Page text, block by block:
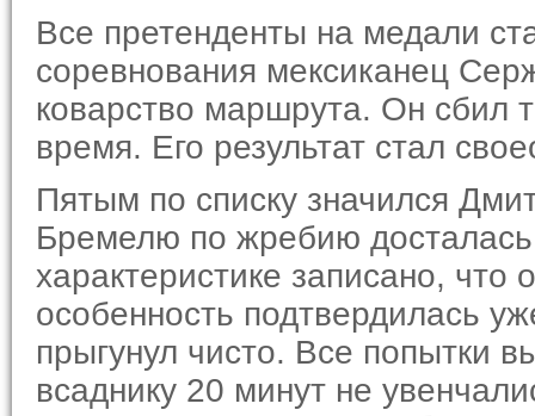
Все претенденты на медали
соревнования мексиканец
коварство маршрута. Он сбил
время. Его результат стал
Пятым по списку значился
Бремелю по жребию
характеристике записано,
особенность подтвердилась
прыгунул чисто. Все попытки
всаднику 20 минут не